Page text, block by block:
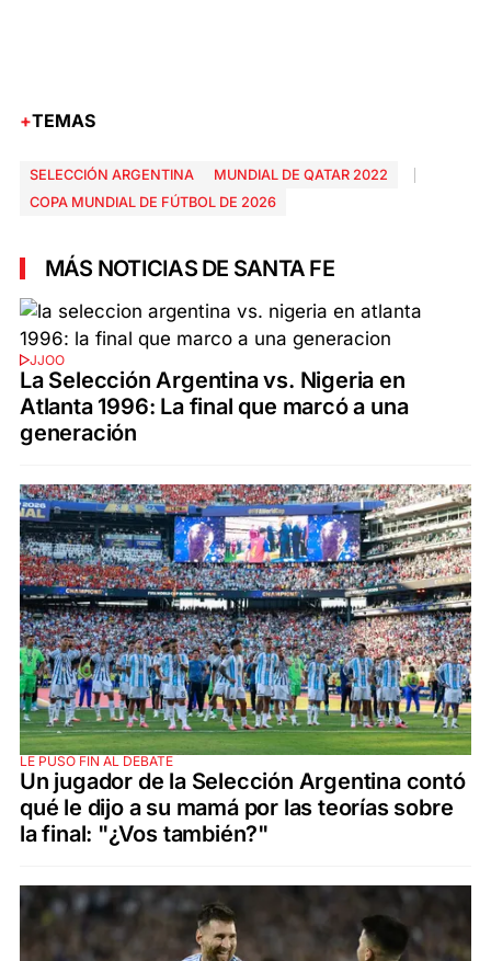
TEMAS
SELECCIÓN ARGENTINA
MUNDIAL DE QATAR 2022
COPA MUNDIAL DE FÚTBOL DE 2026
MÁS NOTICIAS DE SANTA FE
JJOO
La Selección Argentina vs. Nigeria en
Atlanta 1996: La final que marcó a una
generación
LE PUSO FIN AL DEBATE
Un jugador de la Selección Argentina contó
qué le dijo a su mamá por las teorías sobre
la final: "¿Vos también?"